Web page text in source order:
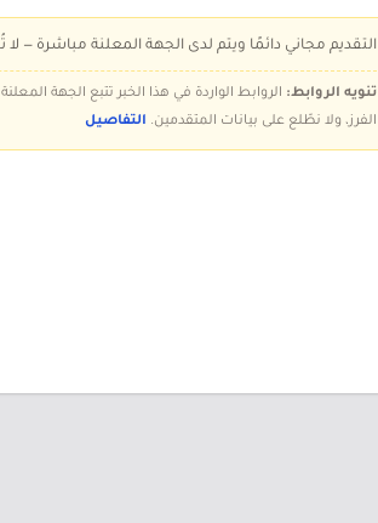
التقديم مجاني دائمًا ويتم لدى الجهة المعلنة مباشرة —
تنويه الروابط: الروابط الواردة في هذا الخبر تتبع الجهة
الفرز، ولا نطّلع على بيانات المتقدمين. التفاصيل